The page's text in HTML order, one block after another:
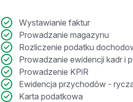
Wystawianie faktur
Prowadzanie magazynu
Rozliczenie podatku
Prowadzanie ewidencji kadr i
Prowadzenie KPiR
Ewidencja przychodów -
Karta podatkowa